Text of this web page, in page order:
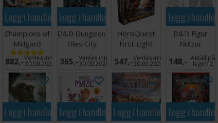
Legg i handlekurven
Champions of
Midgard
Brettspill
882,-Ventes inn
30.09.2026
Legg i handlekurven
D&D Dungeon
Tiles City
365,-Ventes inn
30.09.2026
HeroQuest
First Light
Brettspill
547,-Ventes inn
30.09.2026
Legg i
D&D Figur
Nolzur
Gelatinous
Cube
148,- Antall på
lager:2
Legg i handlekurvenLegg i handlekurvenLegg i handlekurven
Legg i